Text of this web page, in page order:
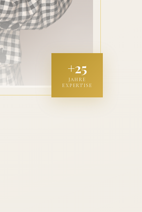
+25
JAHRE
EXPERTISE